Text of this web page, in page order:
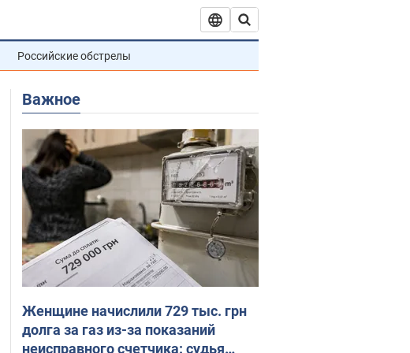
Российские обстрелы
Важное
Женщине начислили 729 тыс. грн
долга за газ из-за показаний
неисправного счетчика: судья